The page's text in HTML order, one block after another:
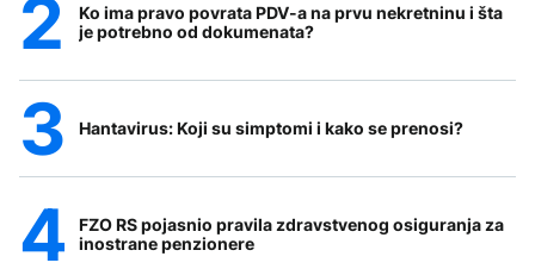
Ko ima pravo povrata PDV-a na prvu nekretninu i šta
je potrebno od dokumenata?
Hantavirus: Koji su simptomi i kako se prenosi?
FZO RS pojasnio pravila zdravstvenog osiguranja za
inostrane penzionere